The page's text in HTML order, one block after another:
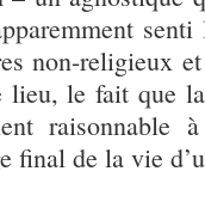
senti
non-religieux
le fait que
raisonnable à
final de la vie